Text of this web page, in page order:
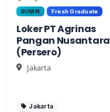
BUMN Fresh Graduate
Loker PT Agrinas
Pangan Nusantara
(Persero)
Jakarta
Jakarta